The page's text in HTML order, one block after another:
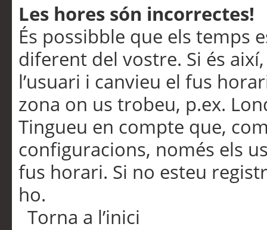
Les hores són incorrectes!
És possibble que els temps
diferent del vostre. Si és
l’usuari i canvieu el fus
zona on us trobeu, p.ex.
Tingueu en compte que,
configuracions, només els
fus horari. Si no esteu
ho.
Torna a l’inici